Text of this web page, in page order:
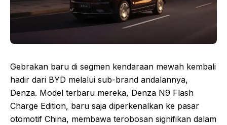
Gebrakan baru di segmen kendaraan mewah kembali
hadir dari BYD melalui sub-brand andalannya,
Denza. Model terbaru mereka, Denza N9 Flash
Charge Edition, baru saja diperkenalkan ke pasar
otomotif China, membawa terobosan signifikan dalam